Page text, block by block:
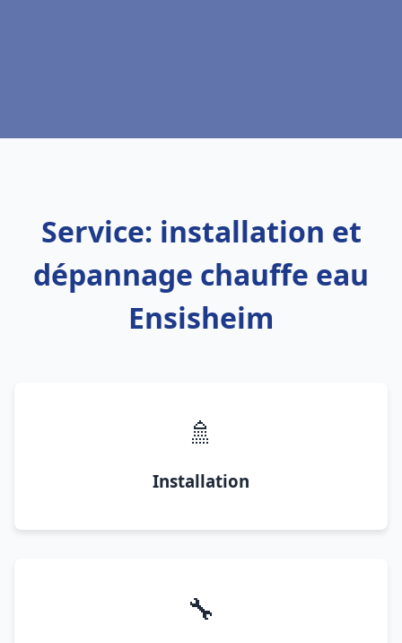
Service: installation et
dépannage chauffe eau
Ensisheim
🚿
Installation
🔧